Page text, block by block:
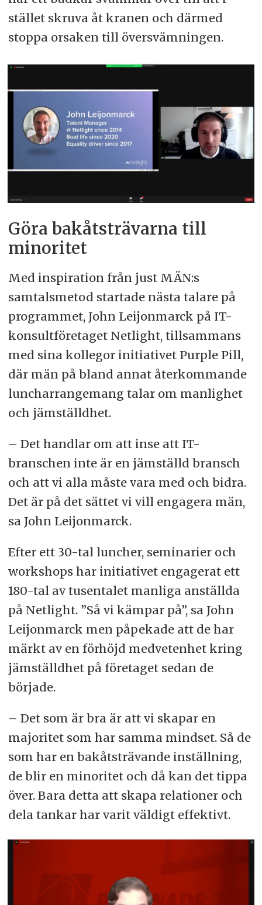
stället skruva åt kranen och därmed
stoppa orsaken till översvämningen.
Göra bakåtsträvarna till
minoritet
Med inspiration från just MÄN:s
samtalsmetod startade nästa talare på
programmet, John Leijonmarck på IT-
konsultföretaget Netlight, tillsammans
med sina kollegor initiativet Purple Pill,
där män på bland annat återkommande
luncharrangemang talar om manlighet
och jämställdhet.
– Det handlar om att inse att IT-
branschen inte är en jämställd bransch
och att vi alla måste vara med och bidra.
Det är på det sättet vi vill engagera män,
sa John Leijonmarck.
Efter ett 30-tal luncher, seminarier och
workshops har initiativet engagerat ett
180-tal av tusentalet manliga anställda
på Netlight. ”Så vi kämpar på”, sa John
Leijonmarck men påpekade att de har
märkt av en förhöjd medvetenhet kring
jämställdhet på företaget sedan de
började.
– Det som är bra är att vi skapar en
majoritet som har samma mindset. Så de
som har en bakåtsträvande inställning,
de blir en minoritet och då kan det tippa
över. Bara detta att skapa relationer och
dela tankar har varit väldigt effektivt.